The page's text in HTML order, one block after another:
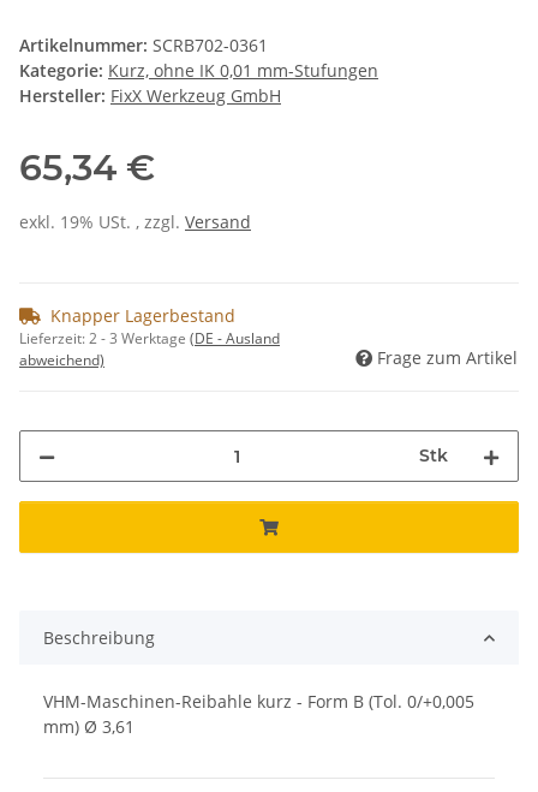
Artikelnummer: SCRB702-0361
Kategorie: Kurz, ohne IK 0,01 mm-Stufungen
Hersteller: FixX Werkzeug GmbH
65,34 €
exkl. 19% USt. , zzgl. Versand
Knapper Lagerbestand
Lieferzeit:2 - 3 Werktage (DE - Ausland
abweichend)
Frage zum Artikel
Stk
Beschreibung
VHM-Maschinen-Reibahle kurz - Form B (Tol. 0/+0,005
mm) Ø 3,61